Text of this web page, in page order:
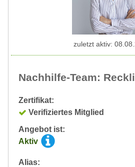
Nachhilfe-Team:
Zertifikat:
Verifiziertes Mitglied
Angebot ist:
Aktiv
Alias:
zuletzt aktiv: